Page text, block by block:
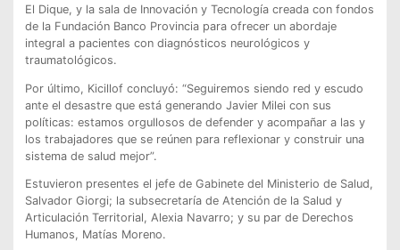
El Dique, y la sala de Innovación y Tecnología creada con fondos
de la Fundación Banco Provincia para ofrecer un abordaje
integral a pacientes con diagnósticos neurológicos y
traumatológicos.
Por último, Kicillof concluyó: “Seguiremos siendo red y escudo
ante el desastre que está generando Javier Milei con sus
políticas: estamos orgullosos de defender y acompañar a las y
los trabajadores que se reúnen para reflexionar y construir una
sistema de salud mejor”.
Estuvieron presentes el jefe de Gabinete del Ministerio de Salud,
Salvador Giorgi; la subsecretaría de Atención de la Salud y
Articulación Territorial, Alexia Navarro; y su par de Derechos
Humanos, Matías Moreno.